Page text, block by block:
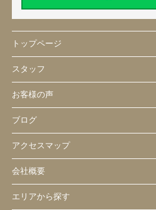
トップページ
スタッフ
お客様の声
ブログ
アクセスマップ
会社概要
エリアから探す